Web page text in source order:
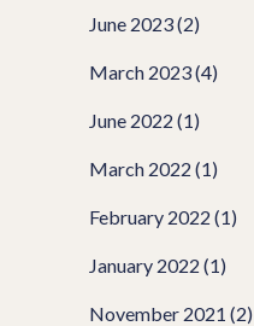
June 2023(2)
March 2023(4)
June 2022 (1)
March 2022 (1)
February 2022 (1)
January 2022 (1)
November 2021 (2)